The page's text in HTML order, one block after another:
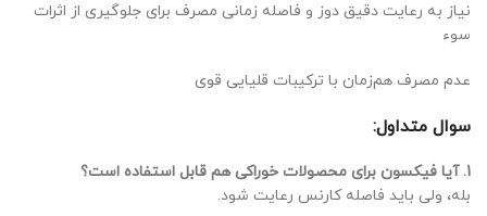
نیاز به رعایت دقیق دوز و فاصله زمانی مصرف برای جلوگیری از اثرات
سوء
عدم مصرف هم‌زمان با ترکیبات قلیایی قوی
سوال متداول:
1. آیا فیکسون برای محصولات خوراکی هم قابل استفاده است؟
بله، ولی باید فاصله کارنس رعایت شود.